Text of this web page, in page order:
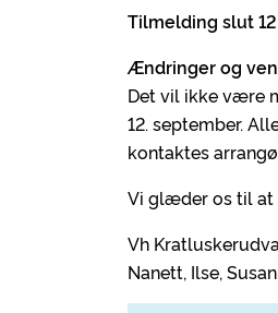
Tilmelding slut
Ændringer og
Det vil ikke være
12. september.
kontaktes
Vi glæder os til
Vh
Nanett, Ilse,